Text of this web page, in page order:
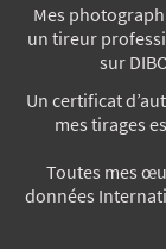
Mes
un tireur
sur
Un certificat
mes tirages
Toutes mes
données